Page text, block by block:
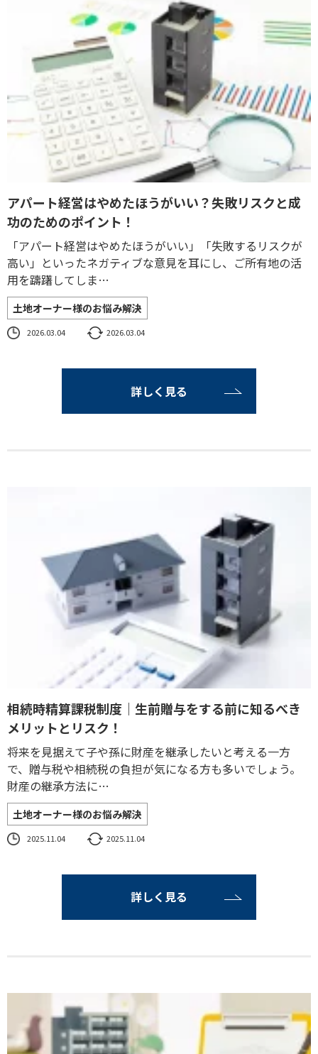
アパート経営はやめたほうがいい？失敗リスクと成
功のためのポイント！
「アパート経営はやめたほうがいい」「失敗するリスクが
高い」といったネガティブな意見を耳にし、ご所有地の活
用を躊躇してしま…
土地オーナー様のお悩み解決
2026.03.04 2026.03.04
詳しく見る
相続時精算課税制度｜生前贈与をする前に知るべき
メリットとリスク！
将来を見据えて子や孫に財産を継承したいと考える一方
で、贈与税や相続税の負担が気になる方も多いでしょう。
財産の継承方法に…
土地オーナー様のお悩み解決
2025.11.04 2025.11.04
詳しく見る